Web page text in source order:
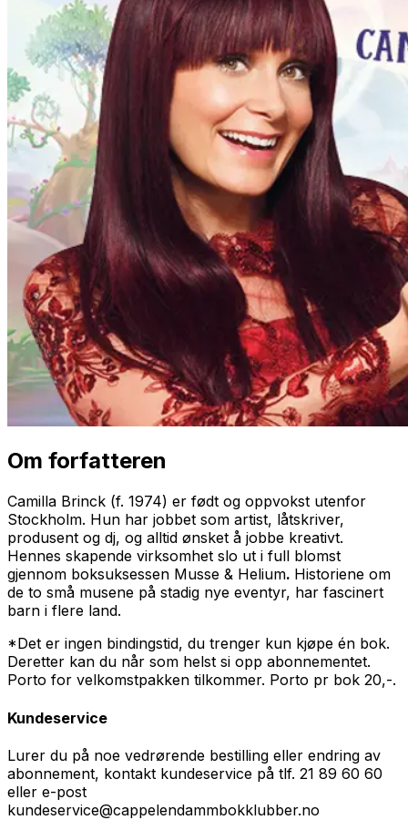
Om forfatteren
Camilla Brinck (f. 1974) er født og oppvokst utenfor
Stockholm. Hun har jobbet som artist, låtskriver,
produsent og dj, og alltid ønsket å jobbe kreativt.
Hennes skapende virksomhet slo ut i full blomst
gjennom boksuksessen Musse & Helium. Historiene om
de to små musene på stadig nye eventyr, har fascinert
barn i flere land.
*Det er ingen bindingstid, du trenger kun kjøpe én bok.
Deretter kan du når som helst si opp abonnementet.
Porto for velkomstpakken tilkommer. Porto pr bok 20,-.
Kundeservice
Lurer du på noe vedrørende bestilling eller endring av
abonnement, kontakt kundeservice på tlf. 21 89 60 60
eller e-post
kundeservice@cappelendammbokklubber.no